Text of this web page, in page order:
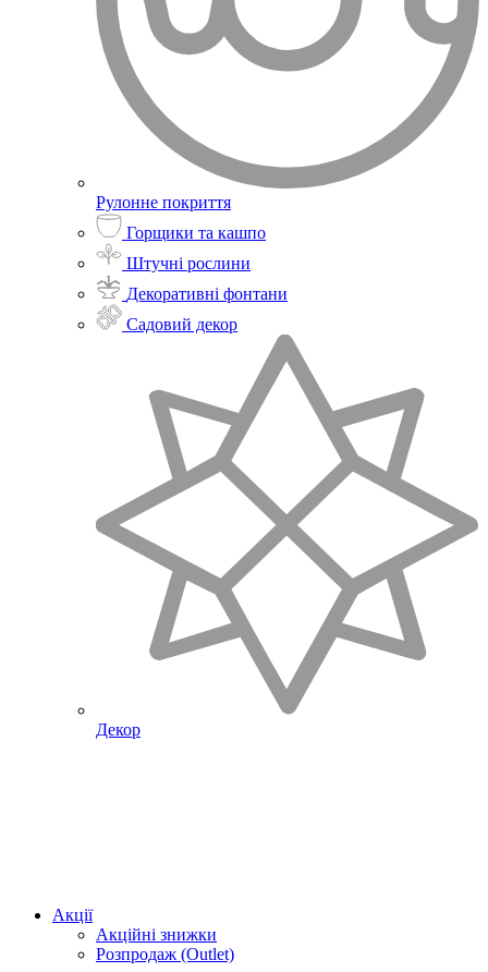
Рулонне покриття
Горщики та кашпо
Штучні рослини
Декоративні фонтани
Садовий декор
Декор
Акції
Акційні знижки
Розпродаж (Outlet)